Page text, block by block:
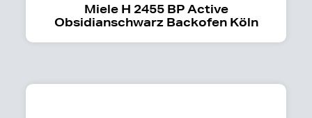
Miele H 2455 BP Active
Obsidianschwarz Backofen Köln